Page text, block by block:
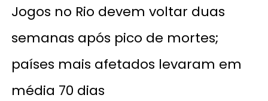
Jogos no Rio devem voltar duas
semanas após pico de mortes;
países mais afetados levaram em
média 70 dias